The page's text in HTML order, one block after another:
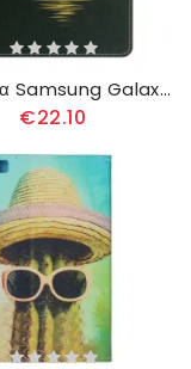
Κάλυμμα Samsung Galaxy Tab S6 Lite Σελήνη
€22.10